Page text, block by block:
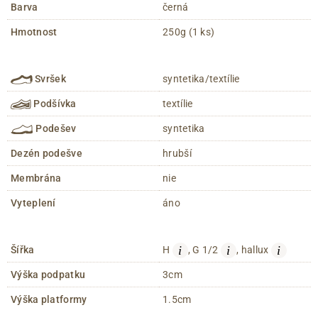
Barva černá
Hmotnost 250g (1 ks)
Svršek syntetika/textílie
Podšívka textílie
Podešev syntetika
Dezén podešve hrubší
Membrána nie
Vyteplení áno
Šířka H i , G 1/2 i , hallux i
Výška podpatku 3cm
Výška platformy 1.5cm